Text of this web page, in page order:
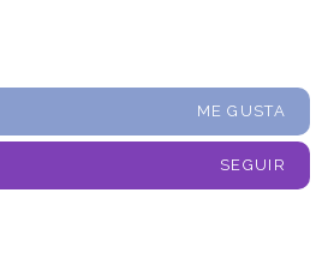
ME GUSTA
SEGUIR